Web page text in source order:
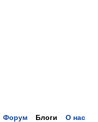
Форум Блоги О нас